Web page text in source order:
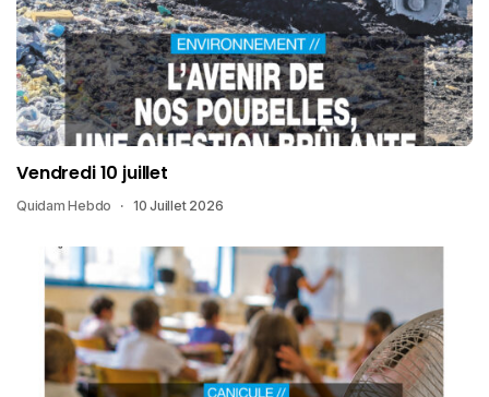
Vendredi 10 juillet
Quidam Hebdo 10 Juillet 2026